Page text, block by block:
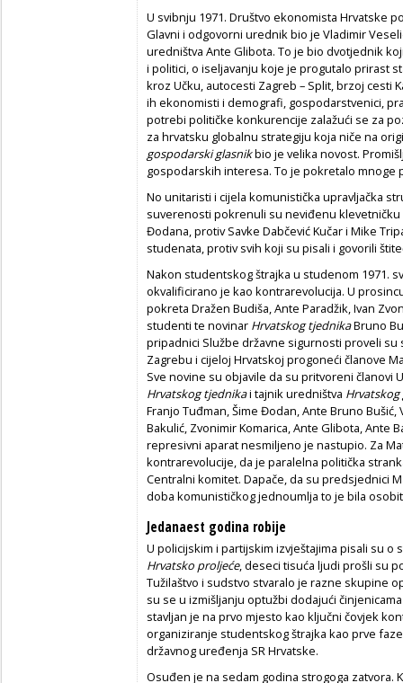
U svibnju 1971. Društvo ekonomista Hrvatske
Glavni i odgovorni urednik bio je Vladimir
uredništva Ante Glibota. To je bio dvotjednik
i politici, o iseljavanju koje je progutalo prirast
kroz Učku, autocesti Zagreb – Split, brzoj cesti
ih ekonomisti i demografi, gospodarstvenici,
potrebi političke konkurencije zalažući se za
za hrvatsku globalnu strategiju koja niče na
gospodarski glasnikbio je velika novost.
gospodarskih interesa. To je pokretalo mnoge
No unitaristi i cijela komunistička upravljačka
suverenosti pokrenuli su neviđenu klevetničku
Đodana, protiv Savke Dabčević Kučar i Mike
studenata, protiv svih koji su pisali i govorili
Nakon studentskog štrajka u studenom 1971.
okvalificirano je kao kontrarevolucija. U
pokreta Dražen Budiša, Ante Paradžik, Ivan
studenti te novinar Hrvatskog tjednikaBruno
pripadnici Službe državne sigurnosti proveli
Zagrebu i cijeloj Hrvatskoj progoneći članove
Sve novine su objavile da su pritvoreni članovi
Hrvatskog tjednikai tajnik uredništva
Franjo Tuđman, Šime Đodan, Ante Bruno Bušić,
Bakulić, Zvonimir Komarica, Ante Glibota, Ante
represivni aparat nesmiljeno je nastupio. Za
kontrarevolucije, da je paralelna politička
Centralni komitet. Dapače, da su predsjednici
doba komunističkog jednoumlja to je bila
Jedanaest godina robije
U policijskim i partijskim izvještajima pisali su
Hrvatsko proljeće, deseci tisuća ljudi prošli su
Tužilaštvo i sudstvo stvaralo je razne skupine
su se u izmišljanju optužbi dodajući
stavljan je na prvo mjesto kao ključni čovjek
organiziranje studentskog štrajka kao prve
državnog uređenja SR Hrvatske.
Osuđen je na sedam godina strogoga zatvora.